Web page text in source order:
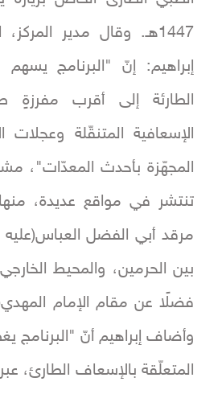
1447هـ. وقال مدير
إبراهيم: إنّ "البرنامج
الطارئة إلى أقرب مفرزةٍ
الإسعافية المتنقّلة
المجهّزة بأحدث المعدّات"،
تنتشر في مواقع عديدة،
مرقد أبي الفضل
بين الحرمين، والمحيط
فضلًا عن مقام الإمام
وأضاف إبراهيم أنّ "البرنامج
المتعلّقة بالإسعاف الطارئ،